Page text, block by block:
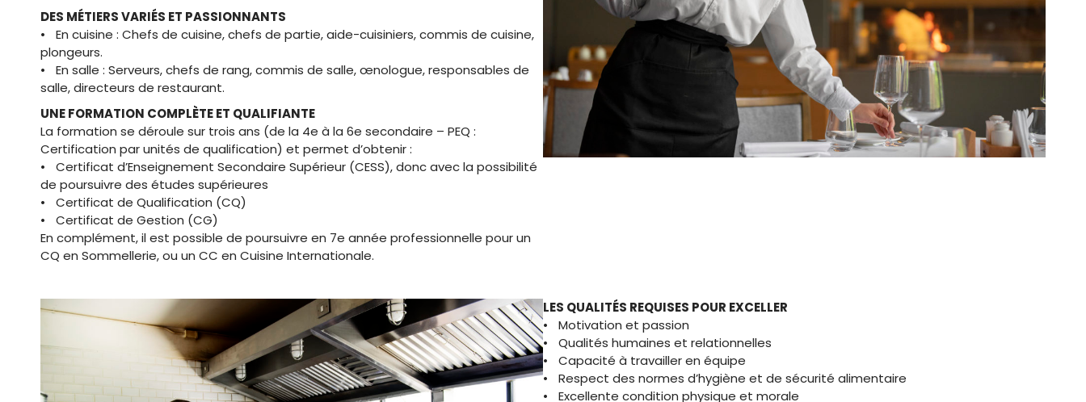
DES MÉTIERS VARIÉS ET PASSIONNANTS
• En cuisine : Chefs de cuisine, chefs de partie, aide-cuisiniers, commis de cuisine,
plongeurs.
• En salle : Serveurs, chefs de rang, commis de salle, œnologue, responsables de
salle, directeurs de restaurant.
UNE FORMATION COMPLÈTE ET QUALIFIANTE
La formation se déroule sur trois ans (de la 4e à la 6e secondaire – PEQ :
Certification par unités de qualification) et permet d’obtenir :
• Certificat d’Enseignement Secondaire Supérieur (CESS), donc avec la possibilité
de poursuivre des études supérieures
• Certificat de Qualification (CQ)
• Certificat de Gestion (CG)
En complément, il est possible de poursuivre en 7e année professionnelle pour un
CQ en Sommellerie, ou un CC en Cuisine Internationale.
LES QUALITÉS REQUISES POUR EXCELLER
• Motivation et passion
• Qualités humaines et relationnelles
• Capacité à travailler en équipe
• Respect des normes d’hygiène et de sécurité alimentaire
• Excellente condition physique et morale